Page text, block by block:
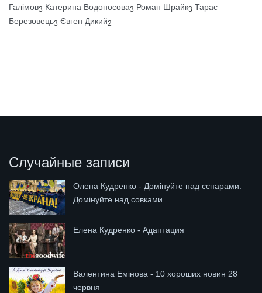
Галімов3 Катерина Водоносова3 Роман Шрайк3 Тарас
Березовець3 Євген Дикий2
Случайные записи
Олена Кудренко - Домінуйте над сєпарами.
Домінуйте над совками.
Елена Кудренко - Адаптация
Валентина Емінова - 10 хороших новин 28
червня